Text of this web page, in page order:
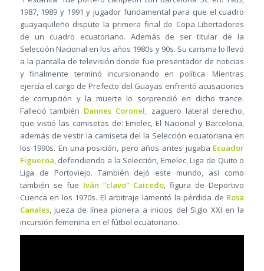
1987, 1989 y 1991 y jugador fundamental para que el cuadro
guayaquileño dispute la primera final de Copa Libertadores
de un cuadro ecuatoriano. Además de ser titular de la
Selección Nacional en los años 1980s y 90s. Su carisma lo llevó
a la pantalla de televisión donde fue presentador de noticias
y finalmente terminó incursionando en política. Mientras
ejercía el cargo de Prefecto del Guayas enfrentó acusaciones
de corrupción y la muerte lo sorprendió en dicho trance.
Falleció también Dannes Coronel, zaguero lateral derecho,
que vistió las camisetas de: Emelec, El Nacional y Barcelona,
además de vestir la camiseta del la Selección ecuatoriana en
los 1990s. En una posición, pero años antes jugaba Ecuador
Figueroa, defendiendo a la Selección, Emelec, Liga de Quito o
Liga de Portoviejo. También dejó este mundo, así como
también se fue Iván “clavo” Caicedo, figura de Deportivo
Cuenca en los 1970s. El arbitraje lamentó la pérdida de Rosa
Canales, jueza de línea pionera a inicios del Siglo XXI en la
incursión femenina en el fútbol ecuatoriano.